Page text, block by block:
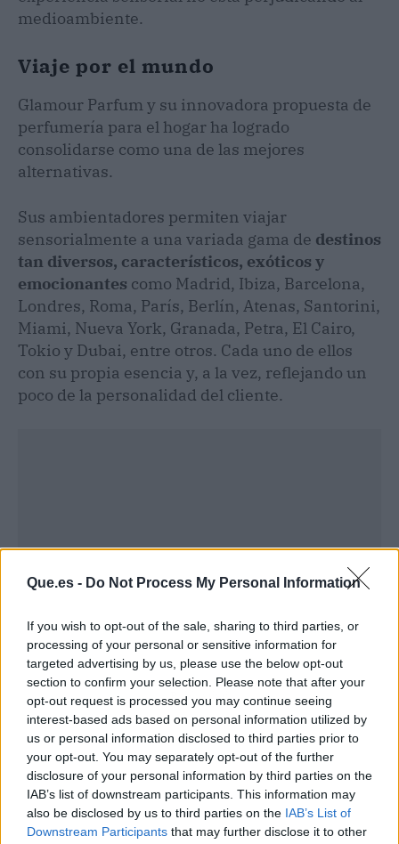
Que.es - Do Not Process My Personal Information
If you wish to opt-out of the sale, sharing to third parties, or
processing of your personal or sensitive information for
targeted advertising by us, please use the below opt-out
section to confirm your selection. Please note that after your
opt-out request is processed you may continue seeing
interest-based ads based on personal information utilized by
us or personal information disclosed to third parties prior to
your opt-out. You may separately opt-out of the further
disclosure of your personal information by third parties on the
IAB’s list of downstream participants. This information may
also be disclosed by us to third parties on the IAB’s List of
Downstream Participants that may further disclose it to other
medioambiente.
Viaje por el mundo
Glamour Parfum y su innovadora propuesta de
perfumería para el hogar ha logrado
consolidarse como una de las mejores
alternativas.
Sus ambientadores permiten viajar
sensorialmente a una variada gama de destinos
tan diversos, característicos, exóticos y
emocionantes como Madrid, Ibiza, Barcelona,
Londres, Roma, París, Berlín, Atenas, Santorini,
Miami, Nueva York, Granada, Petra, El Cairo,
Tokio y Dubai, entre otros. Cada uno de ellos
con su propia esencia y, a la vez, reflejando un
poco de la personalidad del cliente.
Publicidad